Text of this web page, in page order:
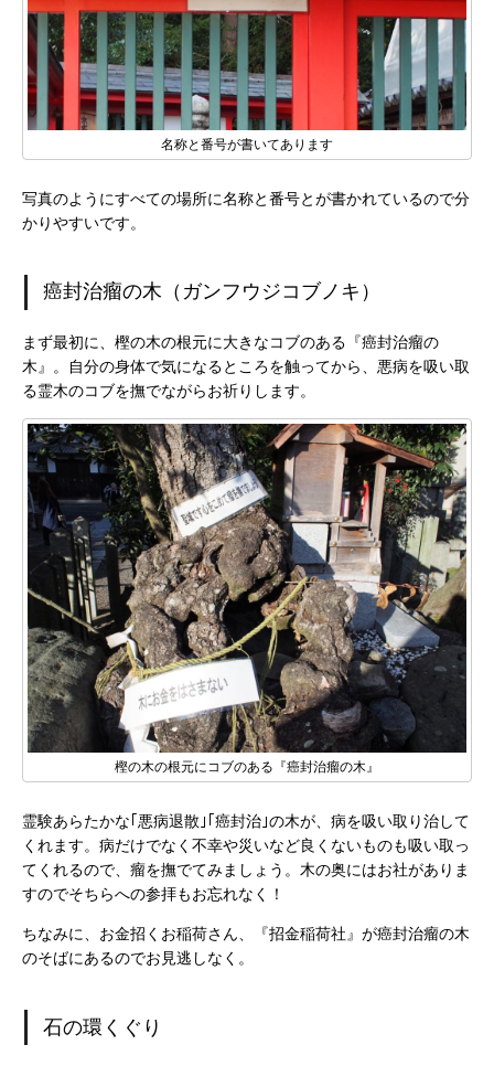
名称と番号が書いてあります
写真のようにすべての場所に名称と番号とが書かれているので分
かりやすいです。
癌封治瘤の木（ガンフウジコブノキ）
まず最初に、樫の木の根元に大きなコブのある『癌封治瘤の
木』。自分の身体で気になるところを触ってから、悪病を吸い取
る霊木のコブを撫でながらお祈りします。
樫の木の根元にコブのある『癌封治瘤の木』
霊験あらたかな｢悪病退散｣｢癌封治｣の木が、病を吸い取り治して
くれます。病だけでなく不幸や災いなど良くないものも吸い取っ
てくれるので、瘤を撫でてみましょう。木の奥にはお社がありま
すのでそちらへの参拝もお忘れなく！
ちなみに、お金招くお稲荷さん、『招金稲荷社』が癌封治瘤の木
のそばにあるのでお見逃しなく。
石の環くぐり